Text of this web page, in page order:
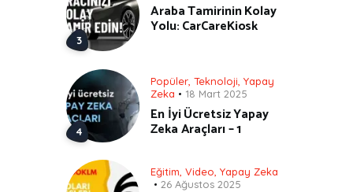
Araba Tamirinin Kolay
Yolu: CarCareKiosk
Popüler Teknoloji Yapay
Zeka
18 Mart 2025
En İyi Ücretsiz Yapay
Zeka Araçları – 1
Eğitim Video Yapay Zeka
26 Ağustos 2025